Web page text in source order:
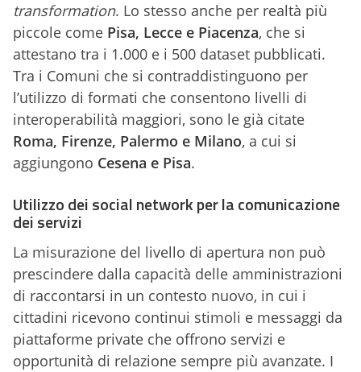
transformation. Lo stesso anche per realtà più
piccole come Pisa, Lecce e Piacenza, che si
attestano tra i 1.000 e i 500 dataset pubblicati.
Tra i Comuni che si contraddistinguono per
l’utilizzo di formati che consentono livelli di
interoperabilità maggiori, sono le già citate
Roma, Firenze, Palermo e Milano, a cui si
aggiungono Cesena e Pisa.
Utilizzo dei social network per la comunicazione
dei servizi
La misurazione del livello di apertura non può
prescindere dalla capacità delle amministrazioni
di raccontarsi in un contesto nuovo, in cui i
cittadini ricevono continui stimoli e messaggi da
piattaforme private che offrono servizi e
opportunità di relazione sempre più avanzate. I